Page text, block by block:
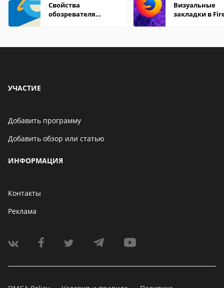
Свойства
обозревателя
Визуальные
закладки в
УЧАСТИЕ
Добавить программу
Добавить обзор или статью
ИНФОРМАЦИЯ
Контакты
Реклама